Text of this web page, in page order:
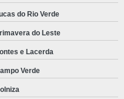
do Rio Verde
do Leste
e Lacerda
Verde